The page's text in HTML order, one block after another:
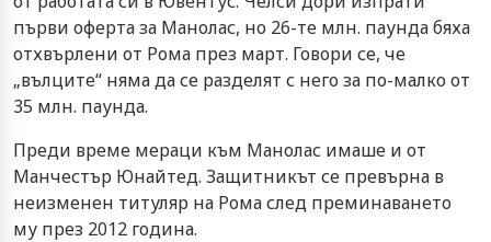
първи оферта за Манолас, но 26-те млн. паунда бяха
отхвърлени от Рома през март. Говори се, че
„вълците“ няма да се разделят с него за по-малко от
35 млн. паунда.
Преди време мераци към Манолас имаше и от
Манчестър Юнайтед. Защитникът се превърна в
неизменен титуляр на Рома след преминаването
му през 2012 година.